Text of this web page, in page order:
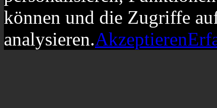
können und die Zugriffe
analysieren.Akzeptieren